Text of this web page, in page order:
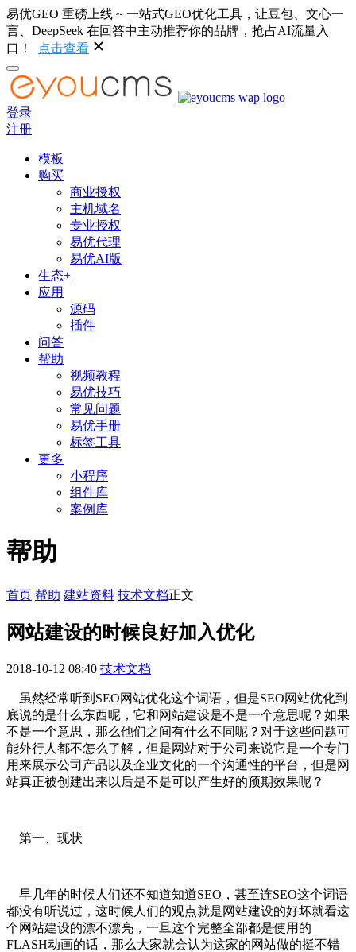
易优GEO 重磅上线 ~ 一站式GEO优化工具，让豆包、文心一
言、DeepSeek 在回答中主动推荐你的品牌，抢占AI流量入
口！
点击查看
登录
注册
模板
购买
商业授权
主机域名
专业授权
易优代理
易优AI版
生态+
应用
源码
插件
问答
帮助
视频教程
易优技巧
常见问题
易优手册
标签工具
更多
小程序
组件库
案例库
帮助
首页 帮助 建站资料 技术文档正文
网站建设的时候良好加入优化
2018-10-12 08:40 技术文档
虽然经常听到SEO网站优化这个词语，但是SEO网站优化到
底说的是什么东西呢，它和网站建设是不是一个意思呢？如果
不是一个意思，那么他们之间有什么不同呢？对于这些问题可
能外行人都不怎么了解，但是网站对于公司来说它是一个专门
用来展示公司产品以及企业文化的一个沟通性的平台，但是网
站真正被创建出来以后是不是可以产生好的预期效果呢？
第一、现状
早几年的时候人们还不知道知道SEO，甚至连SEO这个词语
都没有听说过，这时候人们的观点就是网站建设的好坏就看这
个网站建设的漂不漂亮，一旦这个完整全部都是使用的
FLASH动画的话，那么大家就会认为这家的网站做的挺不错